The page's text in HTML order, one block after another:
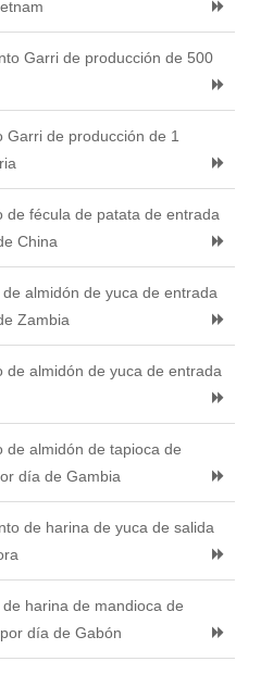
Garri de producción de 500
de producción de 1
de fécula de patata de entrada
China
almidón de yuca de entrada
Zambia
de almidón de yuca de entrada
de almidón de tapioca de
día de Gambia
de harina de yuca de salida
harina de mandioca de
día de Gabón